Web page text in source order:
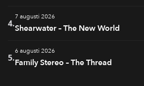
4.
7 augusti 2026
Shearwater – The New World
5.
6 augusti 2026
Family Stereo – The Thread